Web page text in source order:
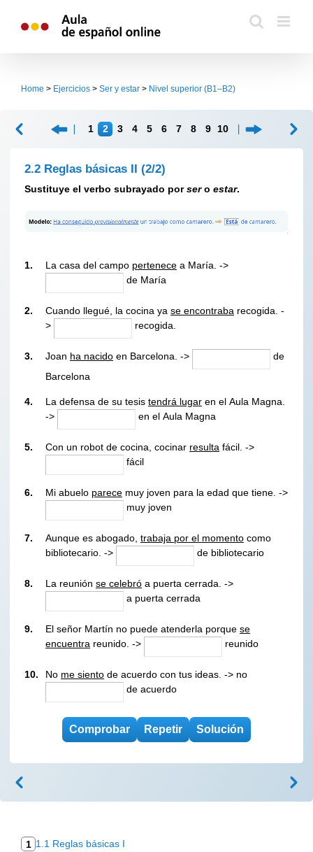
Home > Ejercicios > Ser y estar > Nivel superior (B1–B2)
1 2 3 4 5 6 7 8 9 10
2.2 Reglas básicas II (2/2)
Sustituye el verbo subrayado porsero estar.
1. La casa del campo pertenece a María. ->
de María
2. Cuando llegué, la cocina ya se encontraba recogida. -
>
recogida.
3. Joan ha nacido en Barcelona. ->
de
Barcelona
4. La defensa de su tesis tendrá lugar en el Aula Magna.
->
en el Aula Magna
5. Con un robot de cocina, cocinar resulta fácil. ->
fácil
6. Mi abuelo parece muy joven para la edad que tiene. ->
muy joven
7. Aunque es abogado, trabaja por el momento como
bibliotecario. ->
de bibliotecario
8. La reunión se celebró a puerta cerrada. ->
a puerta cerrada
9. El señor Martín no puede atenderla porque se
encuentra reunido. -> reunido
10. No me siento de acuerdo con tus ideas. -> no
de acuerdo
1 1.1 Reglas básicas I